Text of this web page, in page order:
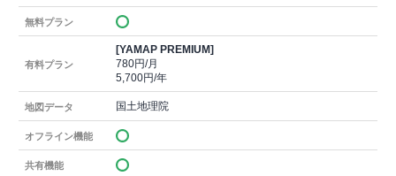
無料プラン
有料プラン
[YAMAP PREMIUM]
780円/月
5,700円/年
地図データ 国土地理院
オフライン機能
共有機能